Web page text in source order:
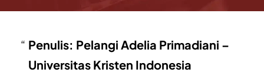
Penulis: Pelangi Adelia Primadiani –
Universitas Kristen Indonesia